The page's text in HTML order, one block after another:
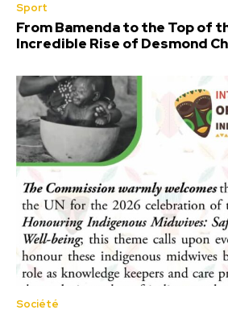
Sport
From Bamenda to the Top of
Incredible Rise of Desmond
Société